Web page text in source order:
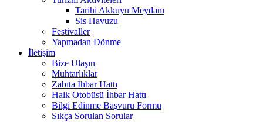
Tarihi Akkuyu Meydanı
Sis Havuzu
Festivaller
Yapmadan Dönme
İletişim
Bize Ulaşın
Muhtarlıklar
Zabıta İhbar Hattı
Halk Otobüsü İhbar Hattı
Bilgi Edinme Başvuru Formu
Sıkça Sorulan Sorular